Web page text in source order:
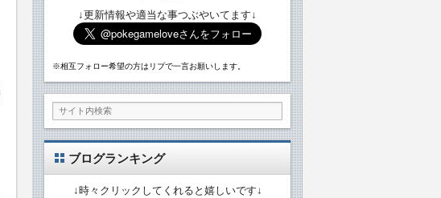
↓更新情報や適当な事つぶやいてます↓
※相互フォロー希望の方はリプで一言お願いします。
ブログランキング
↓時々クリックしてくれると嬉しいです↓